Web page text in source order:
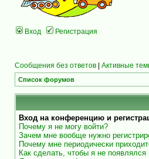
Вход Регистрация
Сообщения без ответов | Активные
Список форумов
Вход на конференцию и
Почему я не могу войти?
Зачем мне вообще нужно
Почему мне периодически
Как сделать, чтобы я не